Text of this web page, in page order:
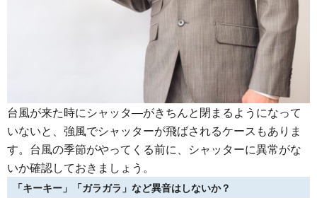
台風が来た時にシャッタ―がきちんと閉まるようになって
いないと、強風でシャッターが飛ばされるケースもありま
す。台風の季節がやってくる前に、シャッターに異常がな
いか確認しておきましょう。
「キーキー」「ガラガラ」など異音はしないか？